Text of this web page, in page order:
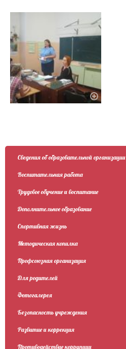
Сведения об образовательной организации
Воспитательная работа
Трудовое обучение и воспитание
Дополнительное образование
Спортивная жизнь
Методическая копилка
Профсоюзная организация
Для родителей
Фотогалерея
Безопасность учреждения
Развитие и коррекция
Противодействие коррупции